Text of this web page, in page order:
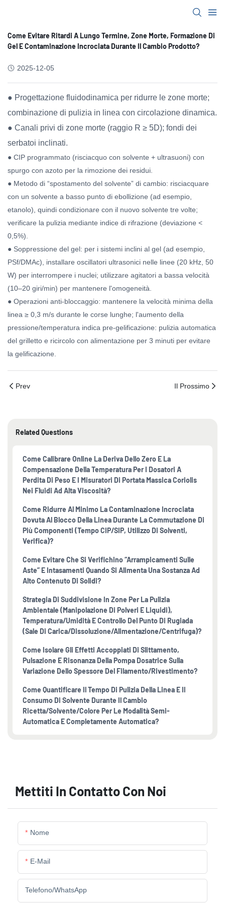
Come Evitare Ritardi A Lungo Termine, Zone Morte, Formazione Di
Gel E Contaminazione Incrociata Durante Il Cambio Prodotto?
2025-12-05
● Progettazione fluidodinamica per ridurre le zone morte;
combinazione di pulizia in linea con circolazione dinamica.
● Canali privi di zone morte (raggio R ≥ 5D); fondi dei
serbatoi inclinati.
● CIP programmato (risciacquo con solvente + ultrasuoni) con
spurgo con azoto per la rimozione dei residui.
● Metodo di “spostamento del solvente” di cambio: risciacquare
con un solvente a basso punto di ebollizione (ad esempio,
etanolo), quindi condizionare con il nuovo solvente tre volte;
verificare la pulizia mediante indice di rifrazione (deviazione <
0,5%).
● Soppressione del gel: per i sistemi inclini al gel (ad esempio,
PSf/DMAc), installare oscillatori ultrasonici nelle linee (20 kHz, 50
W) per interrompere i nuclei; utilizzare agitatori a bassa velocità
(10–20 giri/min) per mantenere l'omogeneità.
● Operazioni anti-bloccaggio: mantenere la velocità minima della
linea ≥ 0,3 m/s durante le corse lunghe; l'aumento della
pressione/temperatura indica pre-gelificazione: pulizia automatica
del grilletto e ricircolo con alimentazione per 3 minuti per evitare
la gelificazione.
Prev Il Prossimo
Related Questions
Come Calibrare Online La Deriva Dello Zero E La
Compensazione Della Temperatura Per I Dosatori A
Perdita Di Peso E I Misuratori Di Portata Massica Coriolis
Nei Fluidi Ad Alta Viscosità?
Come Ridurre Al Minimo La Contaminazione Incrociata
Dovuta Al Blocco Della Linea Durante La Commutazione Di
Più Componenti (tempo CIP/SIP, Utilizzo Di Solventi,
Verifica)?
Come Evitare Che Si Verifichino “arrampicamenti Sulle
Aste” E Intasamenti Quando Si Alimenta Una Sostanza Ad
Alto Contenuto Di Solidi?
Strategia Di Suddivisione In Zone Per La Pulizia
Ambientale (manipolazione Di Polveri E Liquidi),
Temperatura/umidità E Controllo Del Punto Di Rugiada
(sale Di Carica/dissoluzione/alimentazione/centrifuga)?
Come Isolare Gli Effetti Accoppiati Di Slittamento,
Pulsazione E Risonanza Della Pompa Dosatrice Sulla
Variazione Dello Spessore Del Filamento/rivestimento?
Come Quantificare Il Tempo Di Pulizia Della Linea E Il
Consumo Di Solvente Durante Il Cambio
Ricetta/solvente/colore Per Le Modalità Semi-
Automatica E Completamente Automatica?
Mettiti In Contatto Con Noi
Nome
E-Mail
Telefono/WhatsApp